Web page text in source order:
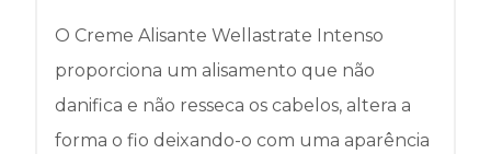
O Creme Alisante Wellastrate Intenso
proporciona um alisamento que não
danifica e não resseca os cabelos, altera a
forma o fio deixando-o com uma aparência